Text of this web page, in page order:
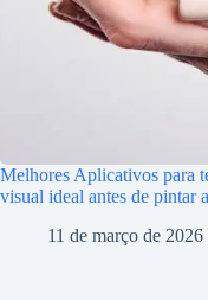
Melhores Aplicativos para
visual ideal antes de pintar
11 de março de 2026